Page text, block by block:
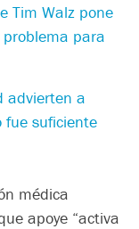
Tim Walz pone
para
advierten a
fue suficiente
médica
apoye “activa